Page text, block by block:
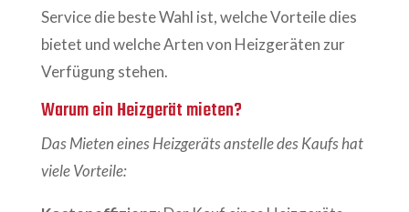
Service die beste Wahl ist, welche Vorteile dies
bietet und welche Arten von Heizgeräten zur
Verfügung stehen.
Warum ein Heizgerät mieten?
Das Mieten eines Heizgeräts anstelle des Kaufs hat
viele Vorteile: